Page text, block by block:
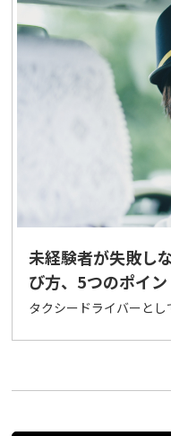
未経験者が失敗し
び方、5つのポイン
タクシードライバーとし